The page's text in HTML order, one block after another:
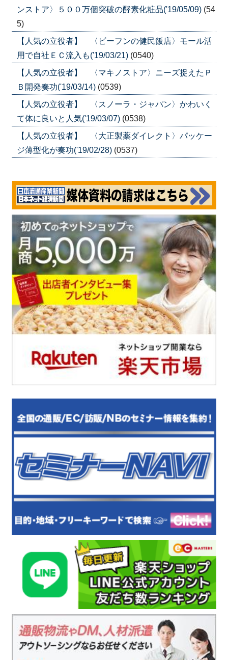
ンストア〉５００万個突破の酵素化粧品('19/05/09) (54
5)
【人気の立役者】 〈ビーフンの健民飯店〉モール活
用で自社ＥＣ流入も('19/03/21) (0540)
【人気の立役者】 〈マキノストア〉ニーズ捉えたＰ
Ｂ開発奏功('19/03/14) (0539)
【人気の立役者】 〈スノーラ・ジャパン〉かわいく
て体に良いと人気('19/03/07) (0538)
【人気の立役者】 〈大正製薬ダイレクト〉パッケー
ジ薄型化が奏功('19/02/28) (0537)